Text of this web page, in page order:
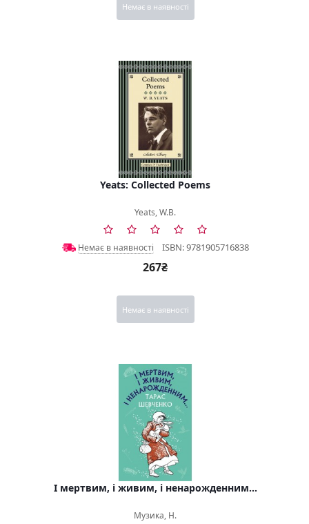
Немає в наявності
Yeats: Collected Poems
Yeats, W.B.
Немає в наявності ISBN: 9781905716838
267₴
Немає в наявності
І мертвим, і живим, і ненарожденним…
Музика, Н.